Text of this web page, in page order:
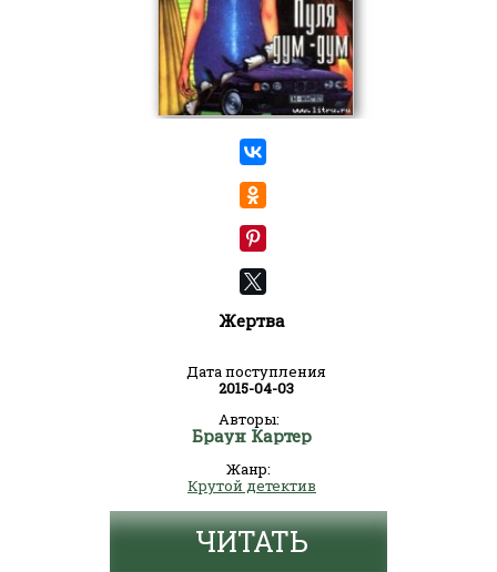
Жертва
Дата поступления
2015-04-03
Авторы:
Браун Картер
Жанр:
Крутой детектив
ЧИТАТЬ